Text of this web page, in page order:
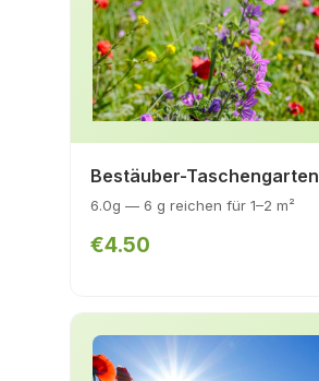
Bestäuber-Taschengarten
6.0g — 6 g reichen für 1–2 m²
€4.50